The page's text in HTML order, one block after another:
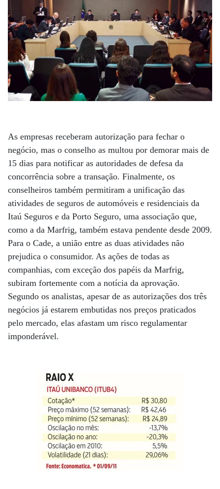
As empresas receberam autorização para fechar o
negócio, mas o conselho as multou por demorar mais de
15 dias para notificar as autoridades de defesa da
concorrência sobre a transação. Finalmente, os
conselheiros também permitiram a unificação das
atividades de seguros de automóveis e residenciais da
Itaú Seguros e da Porto Seguro, uma associação que,
como a da Marfrig, também estava pendente desde 2009.
Para o Cade, a união entre as duas atividades não
prejudica o consumidor. As ações de todas as
companhias, com exceção dos papéis da Marfrig,
subiram fortemente com a notícia da aprovação.
Segundo os analistas, apesar de as autorizações dos três
negócios já estarem embutidas nos preços praticados
pelo mercado, elas afastam um risco regulamentar
imponderável.